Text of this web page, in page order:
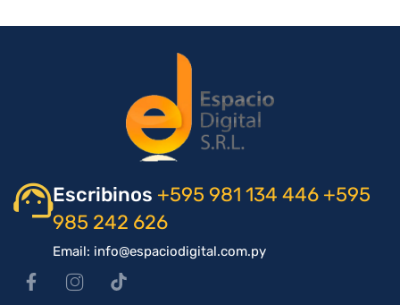
Escribinos +595 981 134 446 +595
985 242 626
Email: info@espaciodigital.com.py